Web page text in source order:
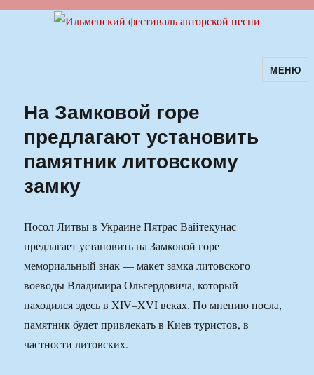
Ильменский фестиваль авторскойМЕНЮ
На Замковой горе
предлагают установить
памятник литовскому
замку
Посол Литвы в Украине Пятрас Вайтекунас
предлагает установить на Замковой горе
мемориальный знак — макет замка литовского
воеводы Владимира Ольгердовича, который
находился здесь в XIV–XVI веках. По мнению посла,
памятник будет привлекать в Киев туристов, в
частности литовских.